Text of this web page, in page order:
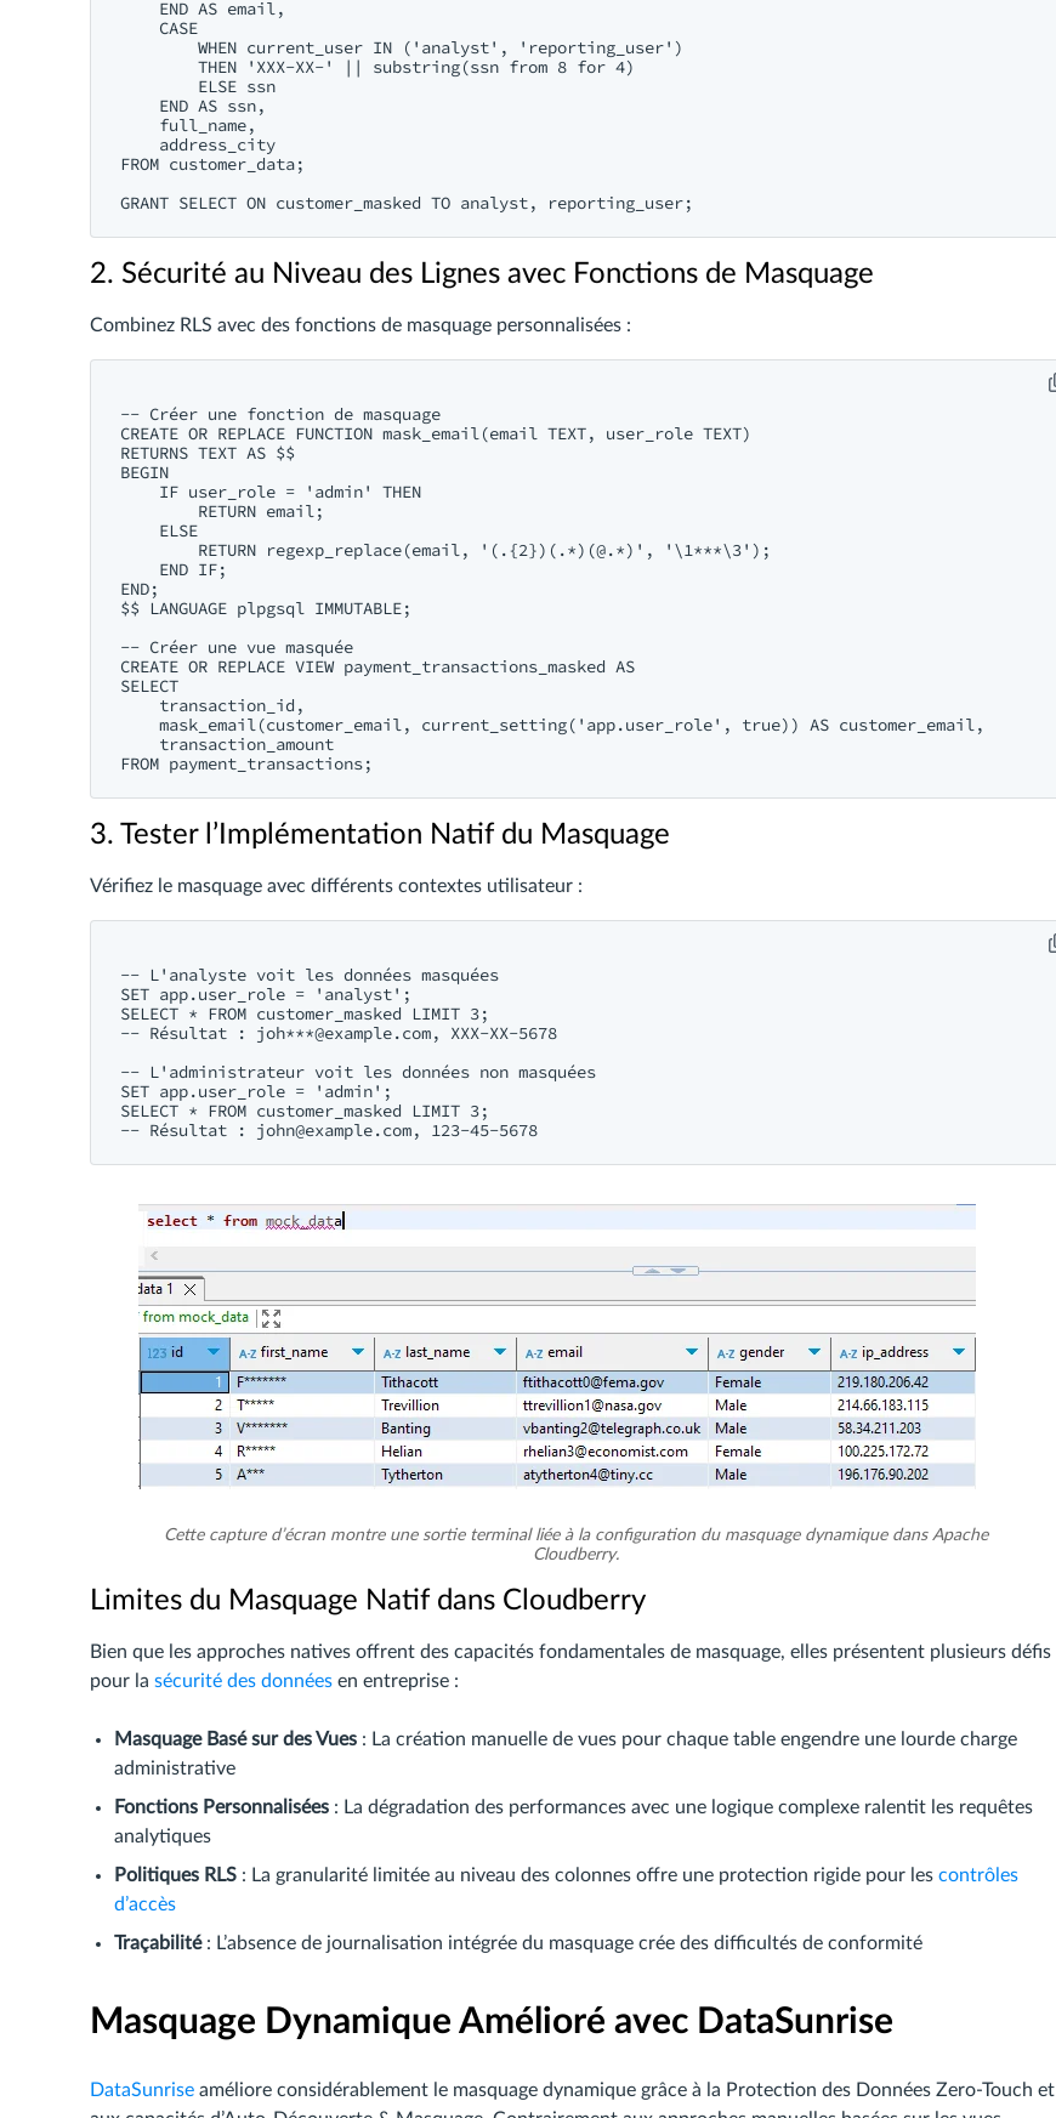
    END AS email,
    CASE
        WHEN current_user IN ('analyst', 'reporting_user')
        THEN 'XXX-XX-' || substring(ssn from 8 for 4)
        ELSE ssn
    END AS ssn,
    full_name,
    address_city
FROM customer_data;
2. Sécurité au Niveau des Lignes avec Fonctions de Masquage
Combinez RLS avec des fonctions de masquage personnalisées :
-- Créer une fonction de masquage
CREATE OR REPLACE FUNCTION mask_email(email TEXT, user_role TEXT)
RETURNS TEXT AS $$
BEGIN
    IF user_role = 'admin' THEN
        RETURN email;
    ELSE
        RETURN regexp_replace(email, '(.{2})(.*)(@.*)', '\1***\3');
    END IF;
END;
$$ LANGUAGE plpgsql IMMUTABLE;
-- Créer une vue masquée
CREATE OR REPLACE VIEW payment_transactions_masked AS
SELECT
    transaction_id,
    mask_email(customer_email, current_setting('app.user_role', true)) AS customer_email,
    transaction_amount
3. Tester l’Implémentation Natif du Masquage
Vérifiez le masquage avec différents contextes utilisateur :
-- L'analyste voit les données masquées
SET app.user_role = 'analyst';
SELECT * FROM customer_masked LIMIT 3;
-- Résultat : joh***@example.com, XXX-XX-5678
-- L'administrateur voit les données non masquées
SET app.user_role = 'admin';
SELECT * FROM customer_masked LIMIT 3;
-- Résultat : john@example.com
Cette capture d’écran montre une sortie terminal liée à la configuration du masquage dynamique dans Apache
Cloudberry.
Limites du Masquage Natif dans Cloudberry
Bien que les approches natives offrent des capacités fondamentales de masquage, elles présentent plusieurs défis
pour la sécurité des données en entreprise :
Masquage Basé sur des Vues : La création manuelle de vues pour chaque table engendre une lourde charge
administrative
Fonctions Personnalisées : La dégradation des performances avec une logique complexe ralentit les requêtes
analytiques
Politiques RLS : La granularité limitée au niveau des colonnes offre une protection rigide pour les contrôles
d’accès
Traçabilité: L’absence de journalisation intégrée du masquage crée des difficultés de conformité
Masquage Dynamique Amélioré avec DataSunrise
DataSunrise améliore considérablement le masquage dynamique grâce à la Protection des Données Zero-Touch et